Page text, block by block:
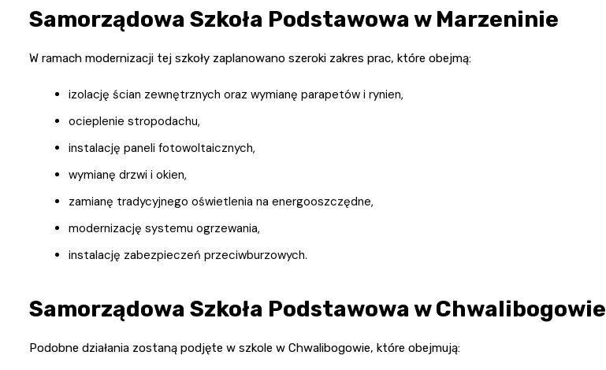
Samorządowa Szkoła Podstawowa w Marzeninie
W ramach modernizacji tej szkoły zaplanowano szeroki zakres prac, które obejmą:
izolację ścian zewnętrznych oraz wymianę parapetów i rynien,
ocieplenie stropodachu,
instalację paneli fotowoltaicznych,
wymianę drzwi i okien,
zamianę tradycyjnego oświetlenia na energooszczędne,
modernizację systemu ogrzewania,
instalację zabezpieczeń przeciwburzowych.
Samorządowa Szkoła Podstawowa w Chwalibogowie
Podobne działania zostaną podjęte w szkole w Chwalibogowie, które obejmują: